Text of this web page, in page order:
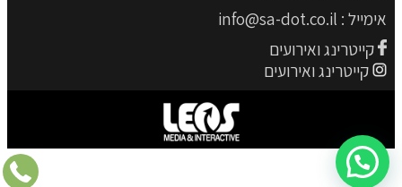
אימייל : info@sa-dot.co.il
קייטרינג ואירועים
קייטרינג ואירועים